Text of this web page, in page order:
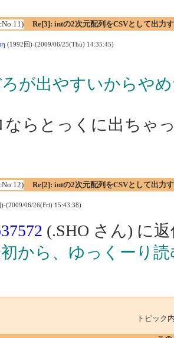
Re[3]: intの2次元配列をCSVとして出力
(1992回)-(2009/06/25(Thu) 14:35:45)
が出やすいからや
ならとっくに出ちゃ
Re[2]: intの2次元配列をCSVとして出力
)-(2009/06/26(Fri) 15:43:38)
(.SHO さん) に
から、ゆっくーり
トピッ